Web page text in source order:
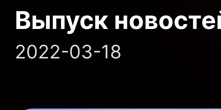
Выпуск
2022-03-18